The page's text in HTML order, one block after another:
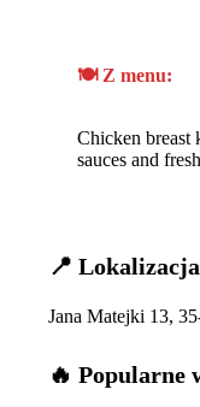
🍽️ Z menu:
Chicken breast
sauces and
📍 Lokalizacja
Jana Matejki 13,
🔥 Popularne